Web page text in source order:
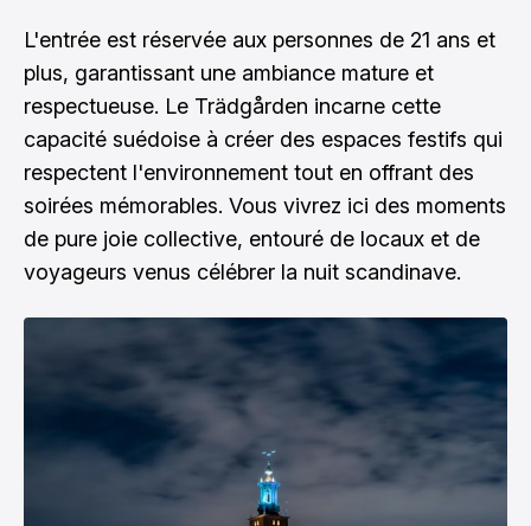
L'entrée est réservée aux personnes de 21 ans et
plus, garantissant une ambiance mature et
respectueuse. Le Trädgården incarne cette
capacité suédoise à créer des espaces festifs qui
respectent l'environnement tout en offrant des
soirées mémorables. Vous vivrez ici des moments
de pure joie collective, entouré de locaux et de
voyageurs venus célébrer la nuit scandinave.